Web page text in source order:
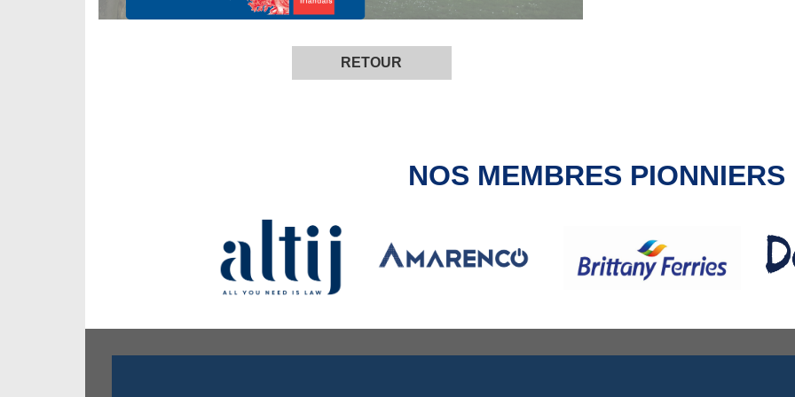
RETOUR
NOS MEMBRES PIONNIERS